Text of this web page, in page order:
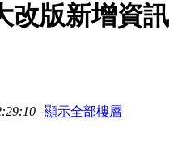
改版新增資訊
| 顯示全部樓層